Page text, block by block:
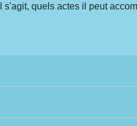
quels actes il peut